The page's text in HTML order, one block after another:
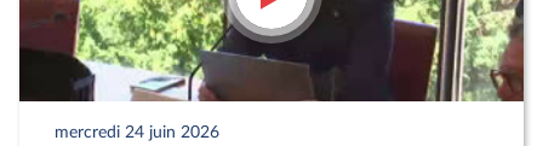
mercredi 24 juin 2026